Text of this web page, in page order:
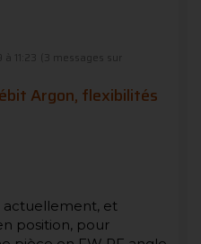
11:23
(3 messages sur
Argon, flexibilités
actuellement, et
position, pour